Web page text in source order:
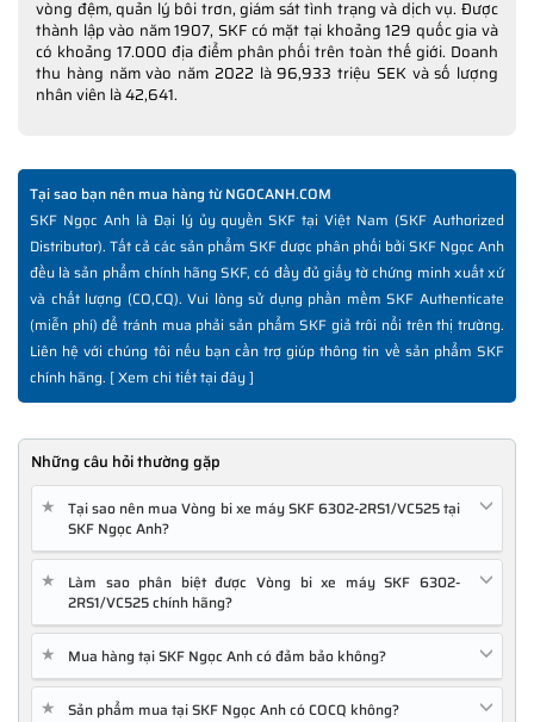
vòng đệm, quản lý bôi trơn, giám sát tình trạng và dịch vụ. Được
thành lập vào năm 1907, SKF có mặt tại khoảng 129 quốc gia và
có khoảng 17.000 địa điểm phân phối trên toàn thế giới. Doanh
thu hàng năm vào năm 2022 là 96,933 triệu SEK và số lượng
nhân viên là 42,641.
Tại sao bạn nên mua hàng từ NGOCANH.COM
SKF Ngọc Anh là Đại lý ủy quyền SKF tại Việt Nam (SKF Authorized
Distributor). Tất cả các sản phẩm SKF được phân phối bởi SKF Ngọc Anh
đều là sản phẩm chính hãng SKF, có đầy đủ giấy tờ chứng minh xuất xứ
và chất lượng (CO,CQ). Vui lòng sử dụng phần mềm SKF Authenticate
(miễn phí) để tránh mua phải sản phẩm SKF giả trôi nổi trên thị trường.
Liên hệ với chúng tôi nếu bạn cần trợ giúp thông tin về sản phẩm SKF
chính hãng. [Xem chi tiết tại đây]
Những câu hỏi thường gặp
★
Tại sao nên mua Vòng bi xe máy SKF 6302-2RS1/VC525 tại
SKF Ngọc Anh?
★
Làm sao phân biệt được Vòng bi xe máy SKF 6302-
2RS1/VC525 chính hãng?
★ Mua hàng tại SKF Ngọc Anh có đảm bảo không?
★ Sản phẩm mua tại SKF Ngọc Anh có COCQ không?